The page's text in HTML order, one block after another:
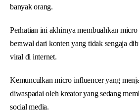
banyak orang.
Perhatian ini akhirnya membuahkan
berawal dari konten yang tidak sengaja
viral di internet.
Kemunculkan micro influencer yang
diwaspadai oleh kreator yang sedang
social media.